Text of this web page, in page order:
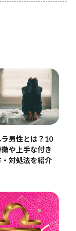
ラ男性とは？10
や上手な付き
・対処法を紹介